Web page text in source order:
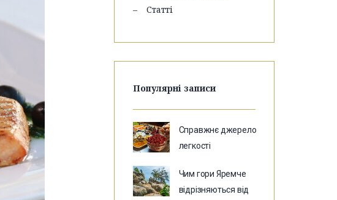
Статті
Популярні записи
Справжнє джерело
легкості
Чим гори Яремче
відрізняються від